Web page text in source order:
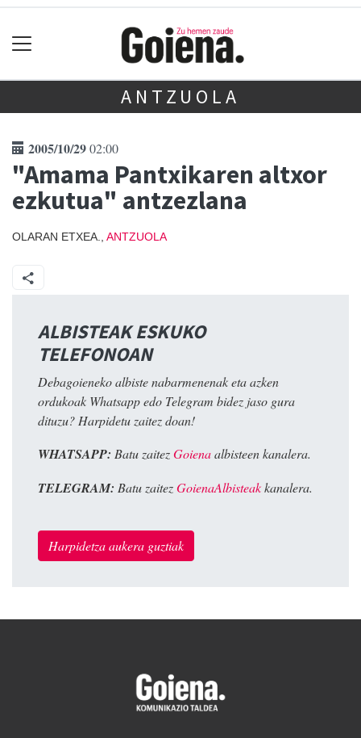
ANTZUOLA
2005/10/2902:00
"Amama Pantxikaren altxor
ezkutua" antzezlana
OLARAN ETXEA., ANTZUOLA
ALBISTEAK ESKUKO
TELEFONOAN
Debagoieneko albiste nabarmenenak eta azken
ordukoak Whatsapp edo Telegram bidez jaso gura
dituzu? Harpidetu zaitez doan!
WHATSAPP: Batu zaitezGoienaalbisteen kanalera.
TELEGRAM: Batu zaitezGoienaAlbisteakkanalera.
Harpidetza aukera guztiak